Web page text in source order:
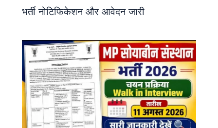
भर्ती नोटिफिकेशन और आवेदन जारी